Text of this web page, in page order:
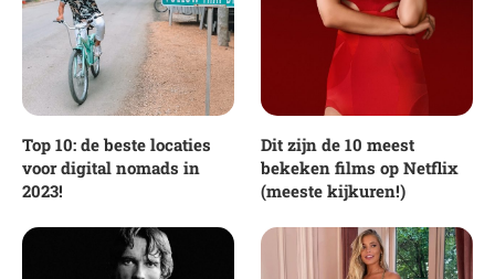
Top 10: de beste locaties
voor digital nomads in
2023!
Dit zijn de 10 meest
bekeken films op Netflix
(meeste kijkuren!)